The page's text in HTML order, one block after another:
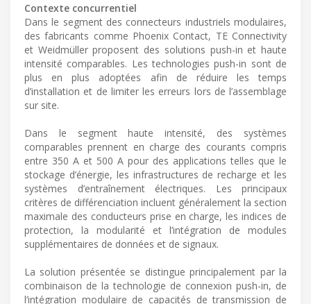
Contexte concurrentiel
Dans le segment des connecteurs industriels modulaires,
des fabricants comme Phoenix Contact, TE Connectivity
et Weidmüller proposent des solutions push-in et haute
intensité comparables. Les technologies push-in sont de
plus en plus adoptées afin de réduire les temps
d’installation et de limiter les erreurs lors de l’assemblage
sur site.
Dans le segment haute intensité, des systèmes
comparables prennent en charge des courants compris
entre 350 A et 500 A pour des applications telles que le
stockage d’énergie, les infrastructures de recharge et les
systèmes d’entraînement électriques. Les principaux
critères de différenciation incluent généralement la section
maximale des conducteurs prise en charge, les indices de
protection, la modularité et l’intégration de modules
supplémentaires de données et de signaux.
La solution présentée se distingue principalement par la
combinaison de la technologie de connexion push-in, de
l’intégration modulaire de capacités de transmission de